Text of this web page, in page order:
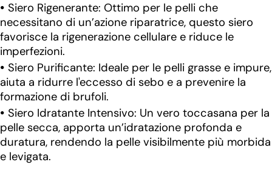
Siero Rigenerante: Ottimo per le pelli che
necessitano di un’azione riparatrice, questo siero
favorisce la rigenerazione cellulare e riduce le
imperfezioni.
Siero Purificante: Ideale per le pelli grasse e impure,
aiuta a ridurre l'eccesso di sebo e a prevenire la
formazione di brufoli.
Siero Idratante Intensivo: Un vero toccasana per la
pelle secca, apporta un’idratazione profonda e
duratura, rendendo la pelle visibilmente più morbida
e levigata.